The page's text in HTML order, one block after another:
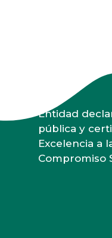
Entidad
pública y
Excelencia a
Compromiso